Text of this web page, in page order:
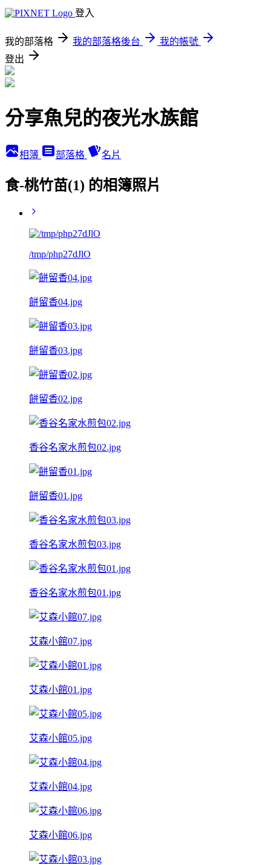
登入
我的部落格 我的部落格後台
我的帳號
登出
分享魚兒的夜光水族館
相簿 部落格 名片
食-桃竹苗(1) 的相簿照片
/tmp/php27dJlO
餅留香04.jpg
餅留香03.jpg
餅留香02.jpg
香谷名家水煎包02.jpg
餅留香01.jpg
香谷名家水煎包03.jpg
香谷名家水煎包01.jpg
艾森小館07.jpg
艾森小館01.jpg
艾森小館05.jpg
艾森小館04.jpg
艾森小館06.jpg